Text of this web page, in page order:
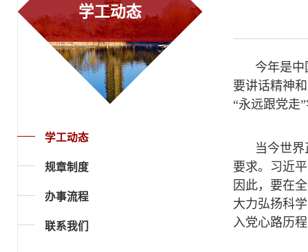
学工动态
学工动态
规章制度
办事流程
联系我们
今年是中
要讲话精神
“永远跟党走
当今世
要求。习近
因此，要在
大力弘扬科学
入党心路历